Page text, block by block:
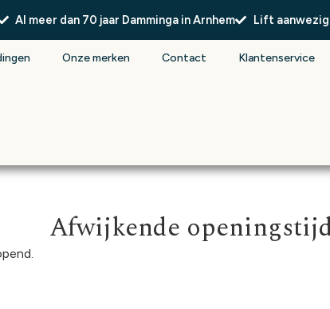
Al meer dan 70 jaar Damminga in Arnhem Lift aanwezig
Onze merken Contact Klantenservice
Afwijkende